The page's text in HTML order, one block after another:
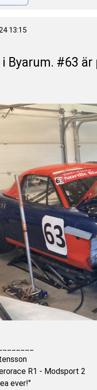
13:15
Byarum. #63
R1 - Modsport 2
ever!"